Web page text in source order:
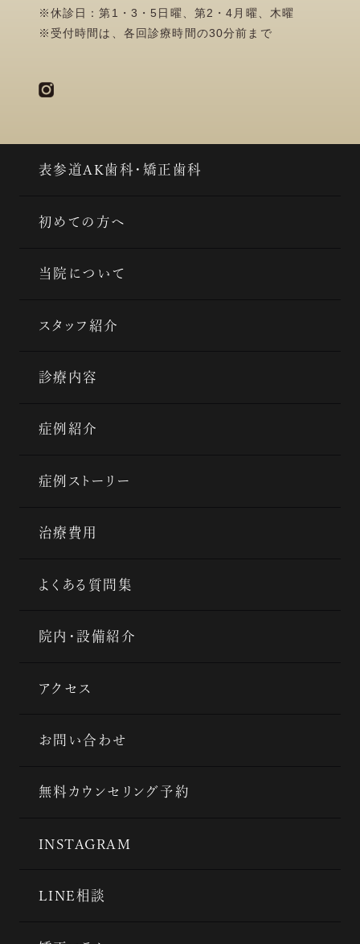
※休診日：第1・3・5日曜、第2・4月曜、木曜
※受付時間は、各回診療時間の30分前まで
表参道AK歯科・矯正歯科
初めての方へ
当院について
スタッフ紹介
診療内容
症例紹介
症例ストーリー
治療費用
よくある質問集
院内・設備紹介
アクセス
お問い合わせ
無料カウンセリング予約
INSTAGRAM
LINE相談